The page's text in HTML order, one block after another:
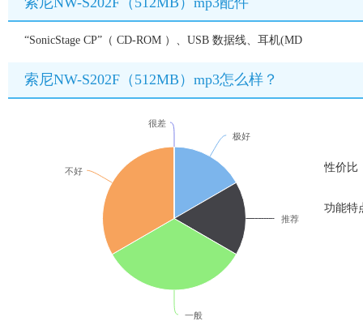
“SonicStage CP”（ CD-ROM ）、USB 数据线、耳机(MD
索尼NW-S202F（512MB）mp3怎么样？
极好
推荐
一般
不好
很差
性价比
功能特